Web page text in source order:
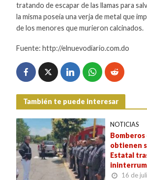
tratando de escapar de las llamas para
la misma poseía una verja de metal que
de los menores que murieron calcinados.
Fuente: http://elnuevodiario.com.do
También te puede interesar
NOTICIAS
obtienen
Estatal
16 de